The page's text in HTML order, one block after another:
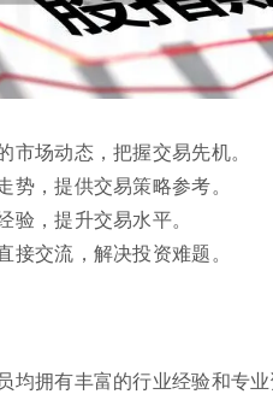
市场动态，把握交易先机。
势，提供交易策略参考。
验，提升交易水平。
接交流，解决投资难题。
均拥有丰富的行业经验和专